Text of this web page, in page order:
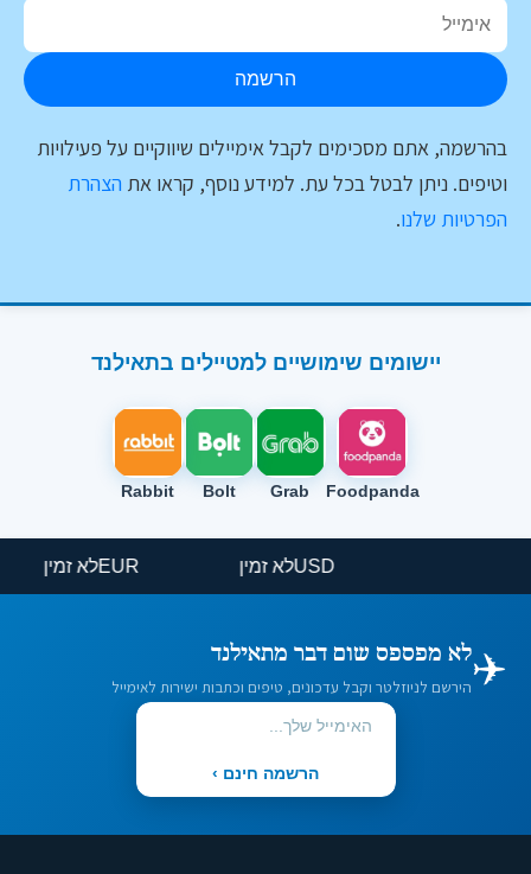
הרשמה
בהרשמה, אתם מסכימים לקבל אימיילים שיווקיים על פעילויות
וטיפים. ניתן לבטל בכל עת. למידע נוסף, קראו את הצהרת
הפרטיות שלנו.
יישומים שימושיים למטיילים בתאילנד
Foodpanda
Grab
Bolt
Rabbit
USDלא זמין EURלא זמין
✈️לא מפספס שום דבר מתאילנד
הירשם לניוזלטר וקבל עדכונים, טיפים וכתבות ישירות לאימייל
הרשמה חינם ›